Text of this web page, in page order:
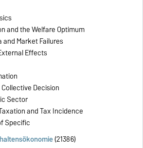
and the Welfare Optimum
and Market Failures
Effects
Decision
Sector
and Tax Incidence
Specific
(21386)